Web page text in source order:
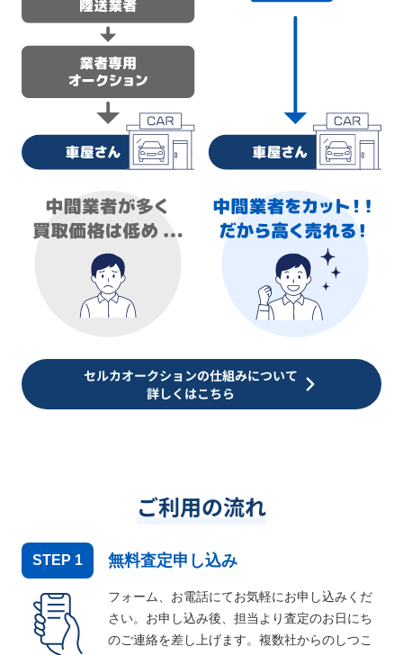
セルカオークションの仕組みについて
詳しくはこちら
ご利用の流れ
STEP 1 無料査定申し込み
フォーム、お電話にてお気軽にお申し込みくだ
さい。お申し込み後、担当より査定のお日にち
のご連絡を差し上げます。複数社からのしつこ